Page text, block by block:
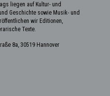
liegen auf Kultur- und
Geschichte sowie Musik- und
wir Editionen,
Texte.
8a, 30519 Hannover